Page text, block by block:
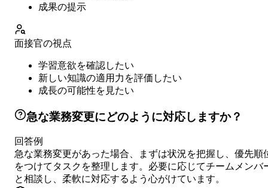
成果の提示
面接官の視点
学習意欲を確認したい
新しい知識の適用力を評価したい
成長の可能性を見たい
急な業務変更にどのように対応しますか？
回答例
急な業務変更があった場合、まずは状況を把握し、優先順
をつけてタスクを整理します。必要に応じてチームメンバ
と相談し、柔軟に対応するよう心がけています。